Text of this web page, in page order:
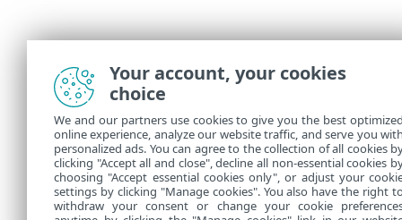
Your account, your cookies
choice
We and our partners use cookies to give you the best
online experience, analyze our website traffic, and serve you
personalized ads. You can agree to the collection of all cookies
clicking "Accept all and close", decline all non-essential cookies
choosing "Accept essential cookies only", or adjust your
settings by clicking "Manage cookies". You also have the right
withdraw your consent or change your cookie